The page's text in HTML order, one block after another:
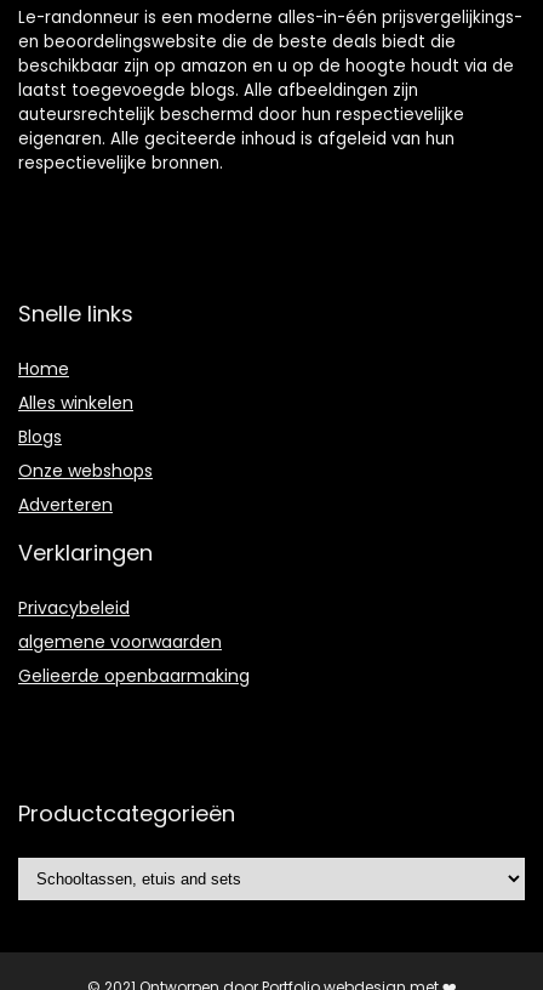
Le-randonneur is een moderne alles-in-één prijsvergelijkings-
en beoordelingswebsite die de beste deals biedt die
beschikbaar zijn op amazon en u op de hoogte houdt via de
laatst toegevoegde blogs. Alle afbeeldingen zijn
auteursrechtelijk beschermd door hun respectievelijke
eigenaren. Alle geciteerde inhoud is afgeleid van hun
respectievelijke bronnen.
Snelle links
Home
Alles winkelen
Blogs
Onze webshops
Adverteren
Verklaringen
Privacybeleid
algemene voorwaarden
Gelieerde openbaarmaking
Productcategorieën